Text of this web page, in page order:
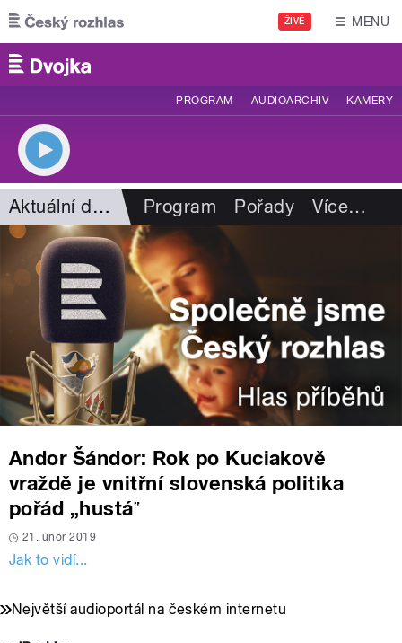
Přejít k hlavnímu obsahu
ŽIVĚ MENU
PROGRAM AUDIOARCHIV KAMERY
Aktuální dění Program Pořady Více…
Andor Šándor: Rok po Kuciakově
vraždě je vnitřní slovenská politika
pořád „hustá‟
21. únor 2019
Jak to vidí...
Největší audioportál na českém internetu